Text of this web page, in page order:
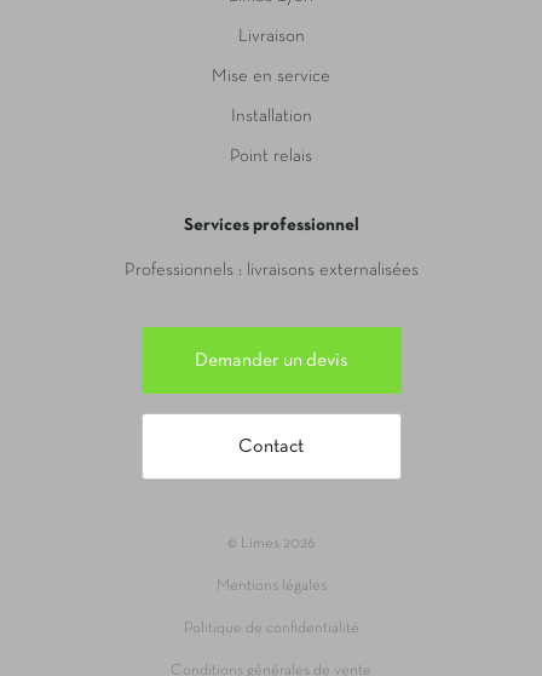
Livraison
Mise en service
Installation
Point relais
Services professionnel
Professionnels : livraisons externalisées
Demander un devis
Contact
© Limes 2026
Mentions légales
Politique de confidentialité
Conditions générales de vente